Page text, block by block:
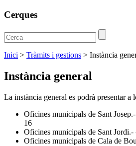
Cerques
Inici > Tràmits i gestions > Instància
Instància general
La instància general es podrà presentar a
Oficines municipals de Sant
16
Oficines municipals de Sant
Oficines municipals de Cala de